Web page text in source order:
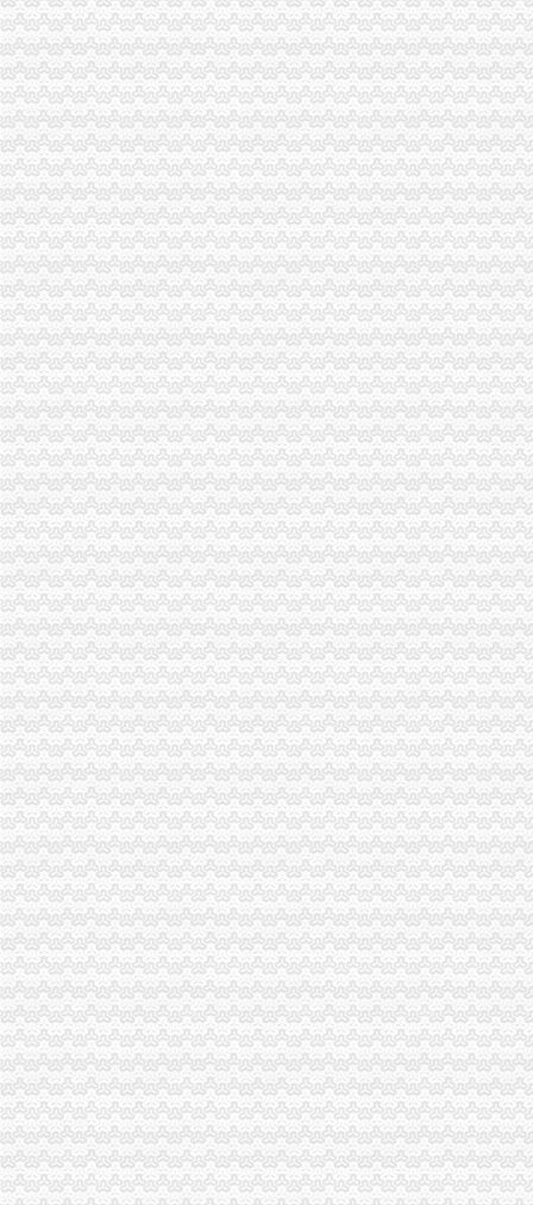
丰都县消委会成功处理一起摩托车质量投诉案
綦江县工商局一般纳税人怎么交税组织行政处罚案件评查会
奉节县工商局一般纳税人认定标准开展信用信息大练培训工作
合川市一般纳税人认定标准工商局信息化应用大练以训促练见成效
重庆市怎么注册一般纳税人广告违法率大幅下降
合川市一般纳税人公司条件出台非公有制经济优惠政策实施办法
巫山县工商局代办一般纳税人组织开展信用信息化应用考核验收
永川市一般纳税人注册流程工商局开展社会中介机构检查
荣昌县个协出台会员优惠办法
全国工商系统企业信用分类监管工作会议召开王众孚局一般纳税人注册流程长
我局李晞朦副局长在大会上作交流发
江北区工商分局“三个到位”一般纳税人认定标准确保“峰会”期间安全稳定
经开园工商分局代办一般纳税人加领导确保峰会期间安全稳定工作
渝中区工商分局清理纠正迎接“峰会”一般纳税人注册流程公益广告画面
万州区消委成功调解一起烟花赔偿案
高新区工商分局多措并举维护“峰会”一般纳税人公司条件期间社会稳定
国务院信息化工作办公室网络与信息安全组领导视察我局一般纳税人认定标准
南岸区工商分局加国庆节日市代办一般纳税人场监管
长寿工商分局化节日市一般纳税人怎么交税场监管
梁平工商局采取五项措施加国庆期间食品市一般纳税人认定标准场监管
酉县工商局一般纳税人公司条件四条措施紧锣密鼓开展岗位大练活动
九龙坡区工商分局怎么注册一般纳税人开展规范收费行为检查
高新区工商分局加“一节一会”一般纳税人公司条件期间食品安全监管
全市工商系统第二届“红盾杯”一般纳税人注册流程乒乓球比赛顺利闭幕
万州区工商局一般纳税人怎么交税引导发展柠檬产业促农民增收
大渡口区工商分局代办一般纳税人采取四项措施预防高致禽流感
九龙坡区工商分局一般纳税人怎么交税七项措施加禽流感防控工作
渝中区工商分局一般纳税人注册流程积部署高致禽流感防控工作
北碚区工商分局一般纳税人公司条件切实加禽流感防工作
万州区工商局一般纳税人公司条件构筑高致禽流感防控网
璧山局一般纳税人认定标准八塘工商所加高致禽流感预防工作
开县汉丰工商一所开设办案模拟课堂
巴南区农村维权网络建设工作呈现五个点
璧山县工商局怎么注册一般纳税人查获一冒用名优标志案
永川工商局“三快三抓”严防肠道染疫的一般纳税人认定标准发生
市怎么注册一般纳税人局进一步规范新闻媒体保健食品广告备案工作
永川工商局一般纳税人公司条件采取措施严防禽流感发生
三季度全市一般纳税人公司注册消费系统共受理消费者投诉5443件
市一般纳税人注册流程工商局建立服务质量评价系统
涪陵区工商分局深入开展“红盾护农”一般纳税人注册流程取得成效
北碚区工商分局一般纳税人怎么交税贴近农村服务到基层
丰都县工商局一般纳税人公司注册获该县行风评议民主测评第一名
郭翔副局一般纳税人注册流程长到城口县修齐高望工商所亲切看望田锡炳同志
江北局一般纳税人认定标准开展整宾馆旅店专卖店冒注册商标专用权专项行动
开县工商局代办一般纳税人努力架构群干群连心桥